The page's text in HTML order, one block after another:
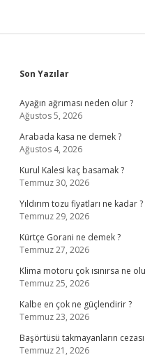
Sidebar
Son Yazılar
Ayağın ağrıması neden olur ?
Ağustos 5, 2026
Arabada kasa ne demek ?
Ağustos 4, 2026
Kurul Kalesi kaç basamak ?
Temmuz 30, 2026
Yıldırım tozu fiyatları ne kadar ?
Temmuz 29, 2026
Kürtçe Gorani ne demek ?
Temmuz 27, 2026
Klima motoru çok ısınırsa ne
Temmuz 25, 2026
Kalbe en çok ne güçlendirir ?
Temmuz 23, 2026
Başörtüsü takmayanların
Temmuz 21, 2026